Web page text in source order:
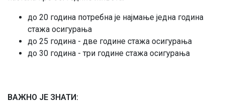
до 20 година потребна је најмање једна година
стажа осигурања
до 25 година - две године стажа осигурања
до 30 година - три године стажа осигурања
ВАЖНО ЈЕ ЗНАТИ: